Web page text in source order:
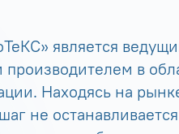
является
производителем в
Находясь на
не